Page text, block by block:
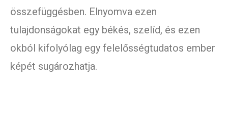
összefüggésben. Elnyomva ezen
tulajdonságokat egy békés, szelíd, és ezen
okból kifolyólag egy felelősségtudatos ember
képét sugározhatja.